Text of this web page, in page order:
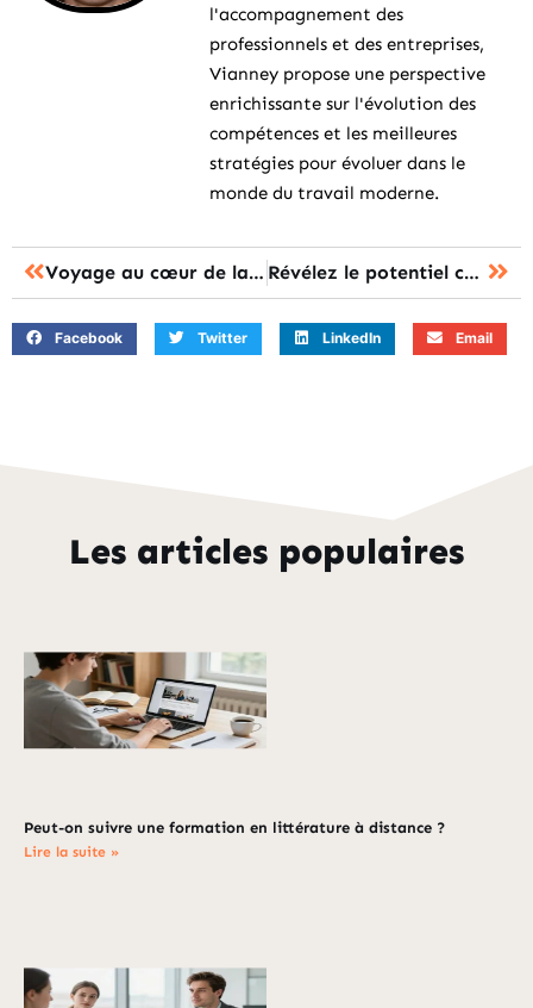
l'accompagnement des
professionnels et des entreprises,
Vianney propose une perspective
enrichissante sur l'évolution des
compétences et les meilleures
stratégies pour évoluer dans le
monde du travail moderne.
Voyage au cœur de la formation adulte : devenez architecte de votre savoir Révélez le potentiel caché : la formation professionnelle qui change la donne
Facebook Twitter LinkedIn Email
Les articles populaires
Peut-on suivre une formation en littérature à distance ?
Lire la suite »